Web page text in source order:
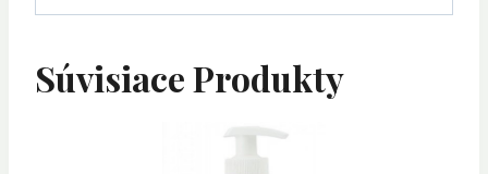
Súvisiace Produkty